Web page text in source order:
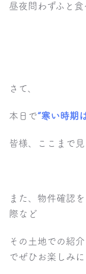
昼夜問わずふと食
さて、
本日で”寒い時期
皆様、ここまで
また、物件確認
際など
その土地での紹
でぜひお楽しみに